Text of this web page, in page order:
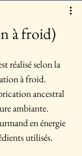
à froid)
réalisé selon la
à froid.
ancestral
ambiante.
en énergie
utilisés.